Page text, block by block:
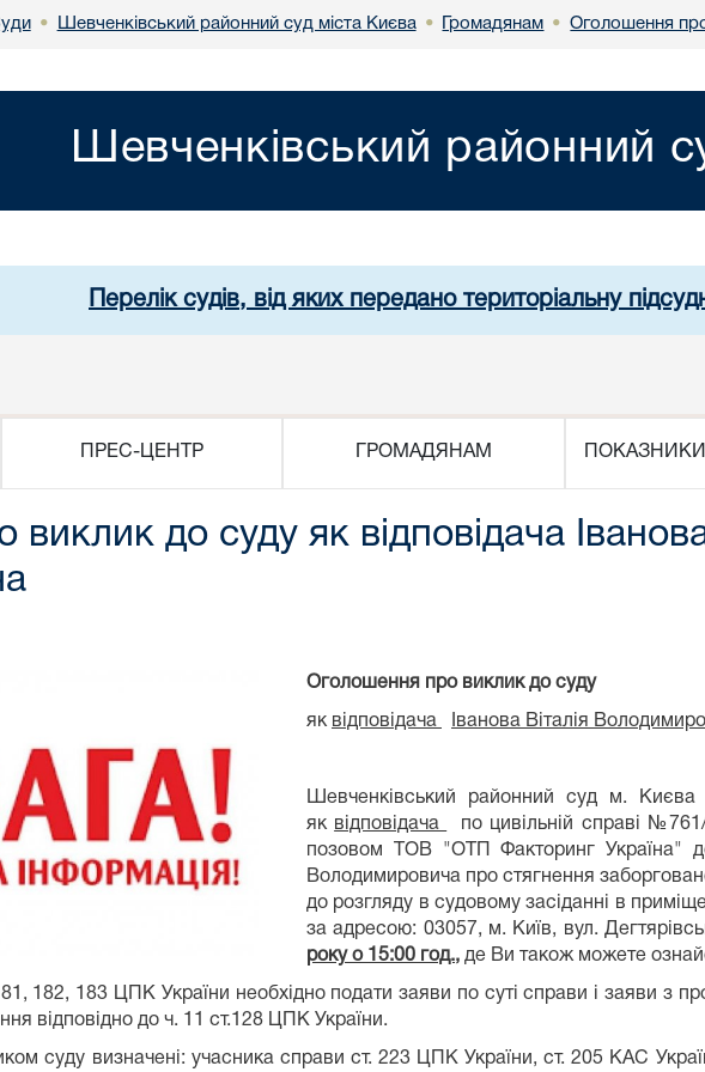
• Шевченківський районний суд міста Києва • Громадянам • Оголошення
Шевченківський районний
Перелік судів, від яких передано територіальну
ПРЕС-ЦЕНТР ГРОМАДЯНАМ ПОКАЗНИКИ
до суду як відповідача Іванова
Оголошення про виклик до суду
як відповідача Іванова Віталія
Шевченківський районний суд м.
як відповідача
по цивільній справі
позовом ТОВ "ОТП Факторинг Україна" до
Володимировича про стягнення
до розгляду в судовому засіданні в
за адресою: 03057, м. Київ, вул.
року о 15:00 год., де Ви також можете
182, 183 ЦПК України необхідно подати заяви по суті справи і заяви з
відповідно до ч. 11 ст.128 ЦПК України.
суду визначені: учасника справи ст. 223 ЦПК України, ст. 205 КАС